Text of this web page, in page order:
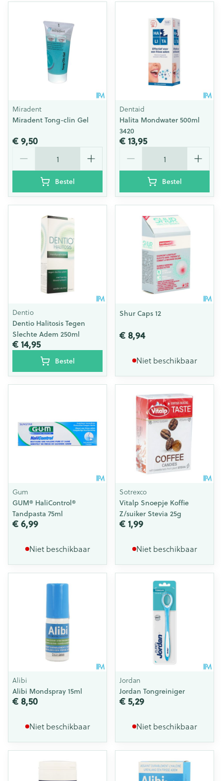
Miradent
Miradent Tong-clin Gel
€ 9,50
Bestel
Dentaid
Halita Mondwater 500ml
3420
€ 13,95
Bestel
Dentio
Dentio Halitosis Tegen
Slechte Adem 250ml
€ 14,95
Bestel
Shur Caps 12
€ 8,94
Niet beschikbaar
Gum
GUM® HaliControl®
Tandpasta 75ml
€ 6,99
Niet beschikbaar
Sotrexco
Vitalp Snoepje Koffie
Z/suiker Stevia 25g
€ 1,99
Niet beschikbaar
Alibi
Alibi Mondspray 15ml
€ 8,50
Niet beschikbaar
Jordan
Jordan Tongreiniger
€ 5,29
Niet beschikbaar